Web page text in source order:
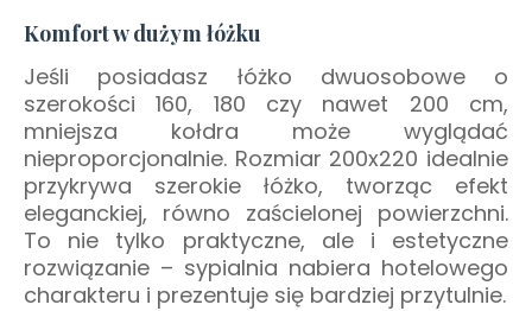
Komfort w dużym łóżku
Jeśli posiadasz łóżko dwuosobowe o
szerokości 160, 180 czy nawet 200 cm,
mniejsza kołdra może wyglądać
nieproporcjonalnie. Rozmiar 200x220 idealnie
przykrywa szerokie łóżko, tworząc efekt
eleganckiej, równo zaścielonej powierzchni.
To nie tylko praktyczne, ale i estetyczne
rozwiązanie – sypialnia nabiera hotelowego
charakteru i prezentuje się bardziej przytulnie.